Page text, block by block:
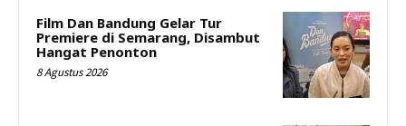
Film Dan Bandung Gelar Tur
Premiere di Semarang, Disambut
Hangat Penonton
8 Agustus 2026